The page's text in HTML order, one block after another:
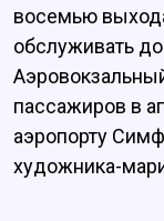
восемью
обслуживать
пассажиров в
аэропорту
художника-